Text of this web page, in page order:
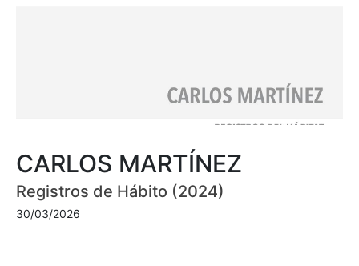
CARLOS MARTÍNEZ
Registros de Hábito (2024)
30/03/2026